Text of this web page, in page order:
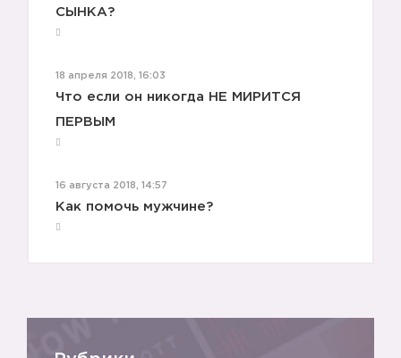
СЫНКА?
18 апреля 2018, 16:03
Что если он никогда НЕ МИРИТСЯ
ПЕРВЫМ
16 августа 2018, 14:57
Как помочь мужчине?